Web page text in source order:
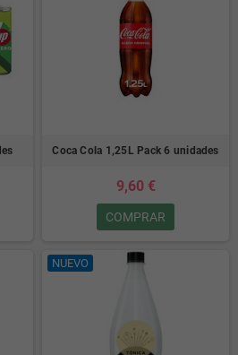
Coca Cola 1,25L Pack 6 unidades
9,60 €
COMPRAR
NUEVO